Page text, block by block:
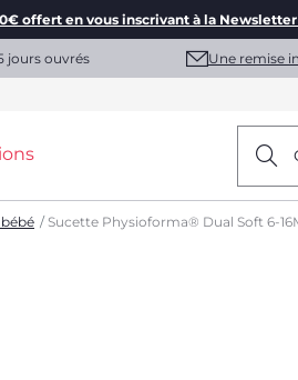
offert en vous inscrivant à la
jours ouvrés Une remise
Sucette Physioforma® Dual Soft 6-